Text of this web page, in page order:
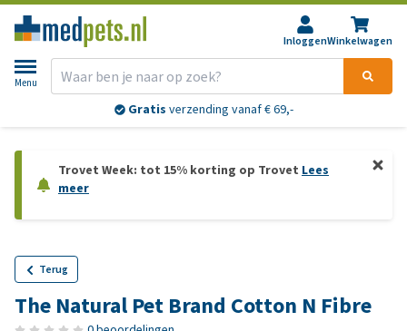
InloggenWinkelwagen
Menu
Gratis verzending vanaf € 69,-
Trovet Week: tot 15% korting op Trovet Lees
meer
Terug
The Natural Pet Brand Cotton N Fibre